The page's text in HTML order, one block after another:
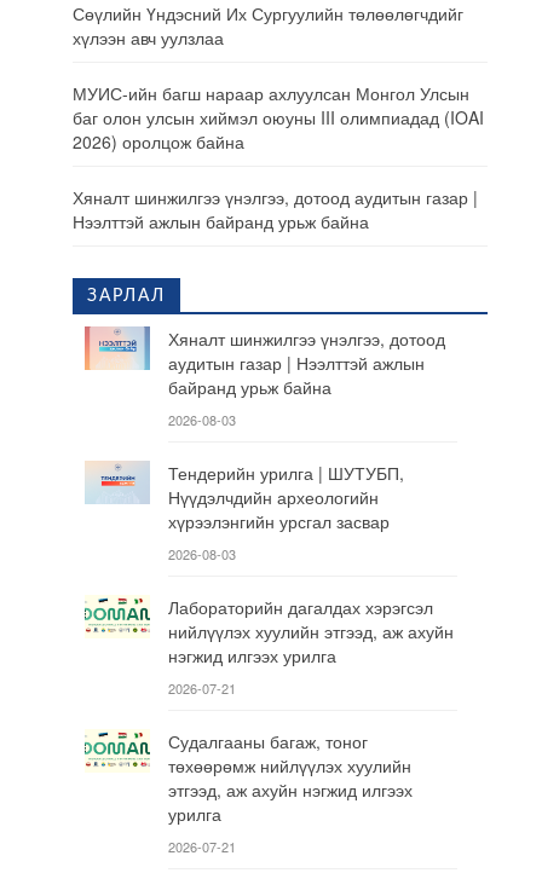
Сөүлийн Үндэсний Их Сургуулийн төлөөлөгчдийг
хүлээн авч уулзлаа
МУИС-ийн багш нараар ахлуулсан Монгол Улсын
баг олон улсын хиймэл оюуны III олимпиадад (IOAI
2026) оролцож байна
Хяналт шинжилгээ үнэлгээ, дотоод аудитын газар |
Нээлттэй ажлын байранд урьж байна
ЗАРЛАЛ
Хяналт шинжилгээ үнэлгээ, дотоод
аудитын газар | Нээлттэй ажлын
байранд урьж байна
2026-08-03
Тендерийн урилга | ШУТУБП,
Нүүдэлчдийн археологийн
хүрээлэнгийн урсгал засвар
2026-08-03
Лабораторийн дагалдах хэрэгсэл
нийлүүлэх хуулийн этгээд, аж ахуйн
нэгжид илгээх урилга
2026-07-21
Судалгааны багаж, тоног
төхөөрөмж нийлүүлэх хуулийн
этгээд, аж ахуйн нэгжид илгээх
урилга
2026-07-21